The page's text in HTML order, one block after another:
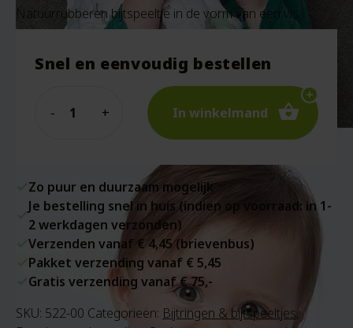
Natuurrubberen bijtspeeltje in de vorm van een vis.
Snel en eenvoudig bestellen
In winkelmand
Zo puur en duurzaam mogelijk
Je bestelling snel in huis (indien op voorraad: in 1-
2 werkdagen verzonden)
Verzenden vanaf € 4,45 (brievenbus)
Pakket verzending vanaf € 5,45
Gratis verzending vanaf € 75,-
SKU: 522-00 Categorieën: Bijtringen & bijtspeeltjes,